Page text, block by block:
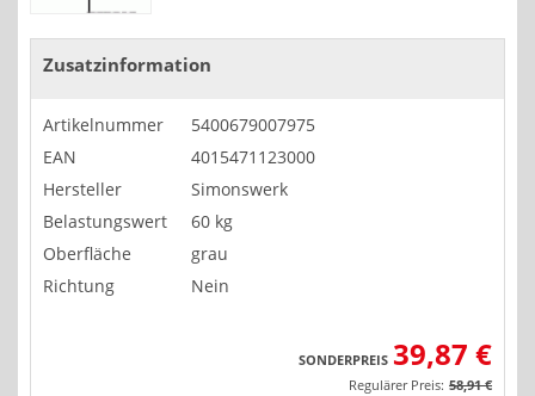
Zusatzinformation
Artikelnummer
5400679007975
EAN
4015471123000
Hersteller
Simonswerk
Belastungswert
60 kg
Oberfläche
grau
Richtung
Nein
SONDERPREIS 39,87 €
Regulärer Preis: 58,91 €